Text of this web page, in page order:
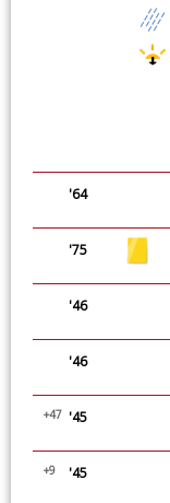
'64
'75
'46
'46
'45
+47
'45
+9